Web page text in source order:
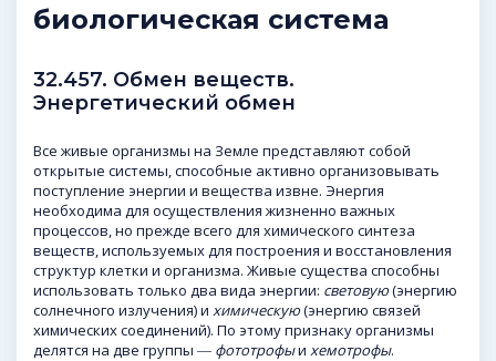
биологическая система
32.457. Обмен веществ.
Энергетический обмен
Все живые организмы на Земле представляют собой
открытые системы, способные активно организовывать
поступление энергии и вещества извне. Энергия
необходима для осуществления жизненно важных
процессов, но прежде всего для химического синтеза
веществ, используемых для построения и восстановления
структур клетки и организма. Живые существа способны
использовать только два вида энергии: световую(энергию
солнечного излучения) и химическую(энергию связей
химических соединений). По этому признаку организмы
делятся на две группы ― фототрофыи хемотрофы.